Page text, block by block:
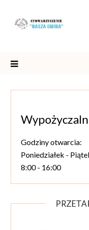
content
Godziny otwarcia:
Poniedziałek -
8:00 - 16:00